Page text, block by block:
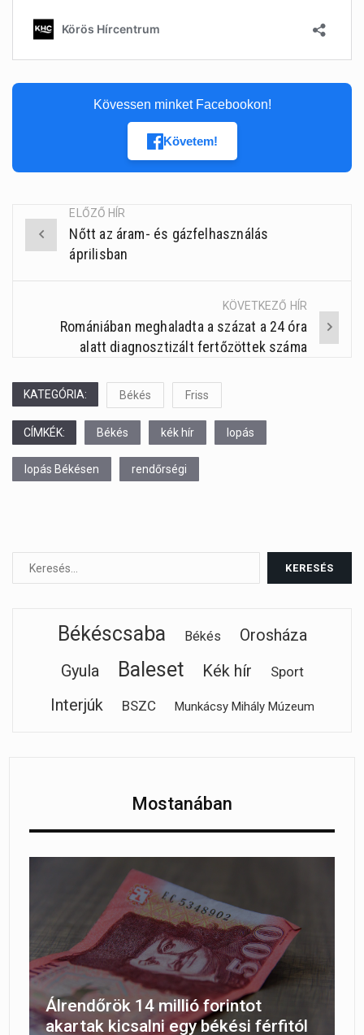
Kövessen minket Facebookon!
Követem!
Post
navigation
ELŐZŐ HÍR
Nőtt az áram- és gázfelhasználás
áprilisban
KÖVETKEZŐ HÍR
Romániában meghaladta a százat a 24 óra
alatt diagnosztizált fertőzöttek száma
KATEGÓRIA: Békés Friss
CÍMKÉK: Békés kék hír lopás
lopás Békésen rendőrségi
Békéscsaba Békés
Orosháza
Gyula
Baleset Kék hír Sport
Interjúk BSZC Munkácsy Mihály Múzeum
Mostanában
Álrendőrök 14 millió forintot
akartak kicsalni egy békési férfitól